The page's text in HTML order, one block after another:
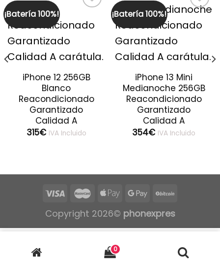
¡Batería 100%!
iPhone 12 256GB
Blanco
Reacondicionado
Garantizado
Calidad A
315€ IVA Incluido
¡Batería 100%!
iPhone 13 Mini
Medianoche 256GB
Reacondicionado
Garantizado
Calidad A
354€ IVA Incluido
Copyright 2026© phonexpres
0